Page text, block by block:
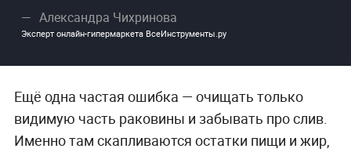
Александра Чихринова
Эксперт онлайн-гипермаркета ВсеИнструменты.ру
Ещё одна частая ошибка — очищать только
видимую часть раковины и забывать про слив.
Именно там скапливаются остатки пищи и жир,